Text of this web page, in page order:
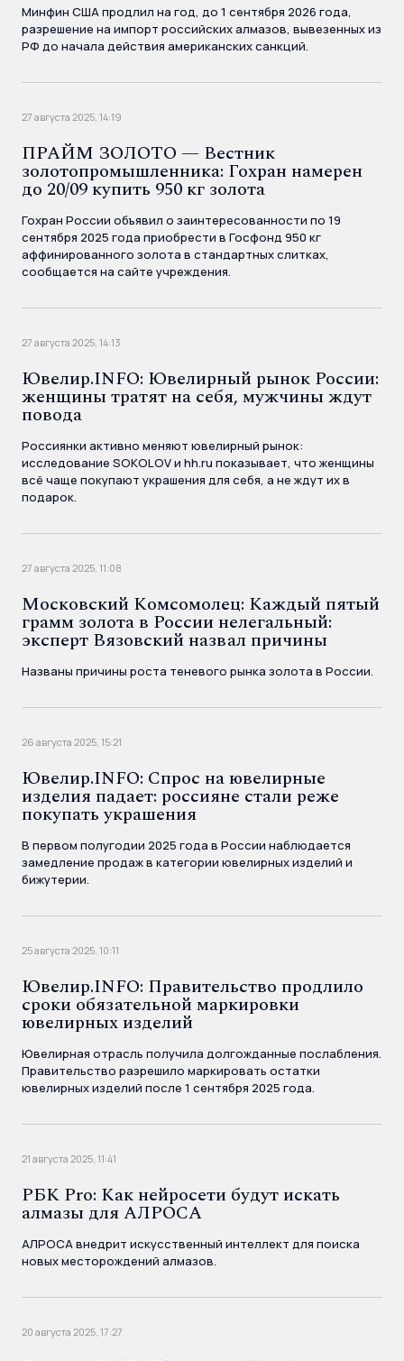
Минфин США продлил на год, до 1 сентября 2026 года,
разрешение на импорт российских алмазов, вывезенных из
РФ до начала действия американских санкций.
27 августа 2025, 14:19
ПРАЙМ ЗОЛОТО — Вестник
золотопромышленника: Гохран намерен
до 20/09 купить 950 кг золота
Гохран России объявил о заинтересованности по 19
сентября 2025 года приобрести в Госфонд 950 кг
аффинированного золота в стандартных слитках,
сообщается на сайте учреждения.
27 августа 2025, 14:13
Ювелир.INFO: Ювелирный рынок России:
женщины тратят на себя, мужчины ждут
повода
Россиянки активно меняют ювелирный рынок:
исследование SOKOLOV и hh.ru показывает, что женщины
всё чаще покупают украшения для себя, а не ждут их в
подарок.
27 августа 2025, 11:08
Московский Комсомолец: Каждый пятый
грамм золота в России нелегальный:
эксперт Вязовский назвал причины
Названы причины роста теневого рынка золота в России.
26 августа 2025, 15:21
Ювелир.INFO: Спрос на ювелирные
изделия падает: россияне стали реже
покупать украшения
В первом полугодии 2025 года в России наблюдается
замедление продаж в категории ювелирных изделий и
бижутерии.
25 августа 2025, 10:11
Ювелир.INFO: Правительство продлило
сроки обязательной маркировки
ювелирных изделий
Ювелирная отрасль получила долгожданные послабления.
Правительство разрешило маркировать остатки
ювелирных изделий после 1 сентября 2025 года.
21 августа 2025, 11:41
РБК Pro: Как нейросети будут искать
алмазы для АЛРОСА
АЛРОСА внедрит искусственный интеллект для поиска
новых месторождений алмазов.
20 августа 2025, 17:27